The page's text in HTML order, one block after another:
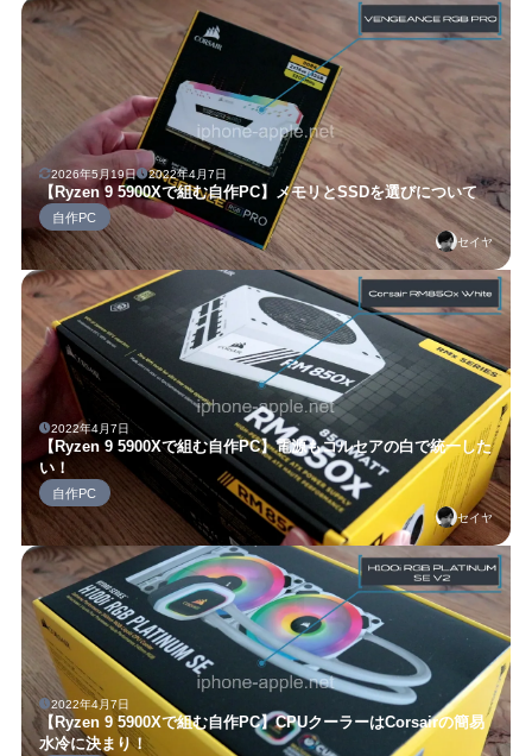
2026年5月19日 2022年4月7日
【Ryzen 9 5900Xで組む自作PC】メモリとSSDを選びについて
自作PC
セイヤ
2022年4月7日
【Ryzen 9 5900Xで組む自作PC】電源もコルセアの白で統一した
い！
自作PC
セイヤ
2022年4月7日
【Ryzen 9 5900Xで組む自作PC】CPUクーラーはCorsairの簡易
水冷に決まり！